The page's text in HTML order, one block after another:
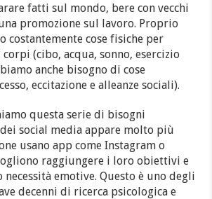
fatti sul mondo, bere con vecchi
promozione sul lavoro. Proprio
costantemente cose fisiche per
(cibo, acqua, sonno, esercizio
anche bisogno di cose
eccitazione e alleanze sociali).
questa serie di bisogni
social media appare molto più
usano app come Instagram o
raggiungere i loro obiettivi e
emotive. Questo è uno degli
decenni di ricerca psicologica e